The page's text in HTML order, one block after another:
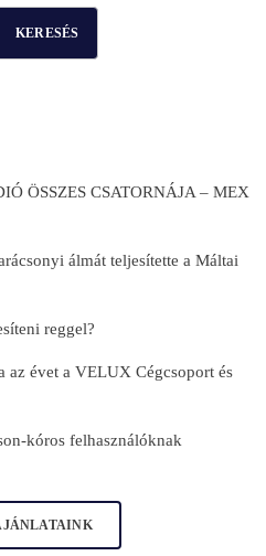
KERESÉS
ÖSSZES CSATORNÁJA – MEX
álmát teljesítette a Máltai
reggel?
az évet a VELUX Cégcsoport és
kóros felhasználóknak